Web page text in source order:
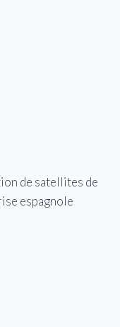
de satellites de
espagnole